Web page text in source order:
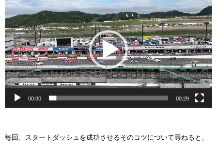
画
プ
レ
ー
ヤ
ー
00:00 00:29
毎回、スタートダッシュを成功させるそのコツについて尋ねると、